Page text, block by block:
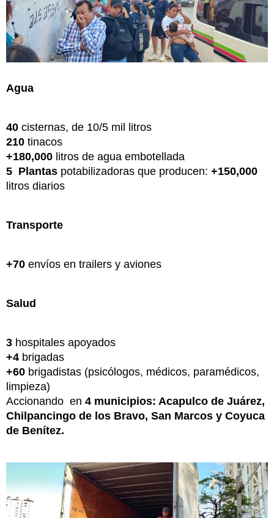
Agua
40 cisternas, de 10/5 mil litros
210 tinacos
+180,000 litros de agua embotellada
5 Plantas potabilizadoras que producen: +150,000
litros diarios
Transporte
+70 envíos en trailers y aviones
Salud
3 hospitales apoyados
+4 brigadas
+60 brigadistas (psicólogos, médicos, paramédicos,
limpieza)
Accionando en 4 municipios: Acapulco de Juárez,
Chilpancingo de los Bravo, San Marcos y Coyuca
de Benítez.